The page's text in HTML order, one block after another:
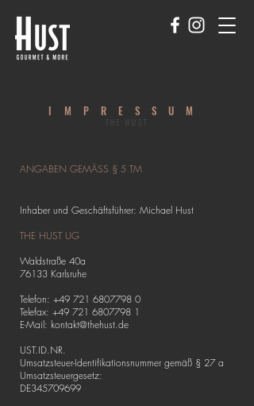
IMPRESSUM
THE HUST
ANGABEN GEMÄSS § 5 TM
Inhaber und Geschäftsführer: Michael Hust
THE HUST UG
Waldstraße 40a
76133 Karlsruhe
Telefon: +49 721 6807798 0
Telefax: +49 721 6807798 1
E-Mail: kontakt@thehust.de
UST.ID.NR.
Umsatzsteuer-Identifikationsnummer gemäß § 27 a
Umsatzsteuergesetz:
DE345709699